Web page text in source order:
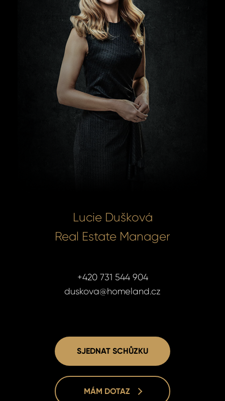
Lucie Dušková
Real Estate Manager
+420 731 544 904
duskova@homeland.cz
SJEDNAT SCHŮZKU
MÁM DOTAZ